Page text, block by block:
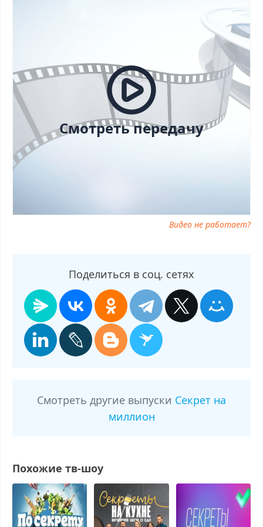
11.10.2025 выпуск онлайн, Секрет на миллион от 11.10.2025
эфир, Секрет на миллион от 11.10.2025 прямо сейчас, Секрет
на миллион от 11.10.2025 телепередача, прямой эфир Секрет
на миллион от 11.10.2025 онлайн бесплатно, программа Секрет
на миллион от 11.10.2025, смотреть Секрет на миллион от
11.10.2025 онлайн, самое интересное в Секрет на миллион от
11.10.2025, Секрет на миллион от 11.10.2025 смотреть сегодня,
смотреть онлайн Секрет на миллион от 11.10.2025, ток шоу
Секрет на миллион от 11.10.2025, смотреть программу Секрет
на миллион от 11.10.2025Смотреть передачу
Видео не работает?
Поделиться в соц. сетях
Смотреть другие выпуски Секрет на
миллион
Похожие тв-шоу